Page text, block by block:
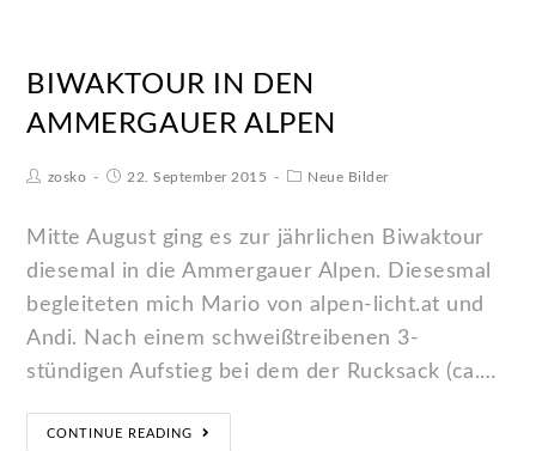
BIWAKTOUR IN DEN
AMMERGAUER ALPEN
zosko 22. September 2015 Neue Bilder
Mitte August ging es zur jährlichen Biwaktour
diesemal in die Ammergauer Alpen. Diesesmal
begleiteten mich Mario von alpen-licht.at und
Andi. Nach einem schweißtreibenen 3-
stündigen Aufstieg bei dem der Rucksack (ca.…
CONTINUE READING